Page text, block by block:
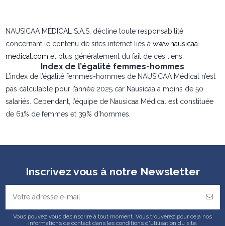
NAUSICAA MÉDICAL S.A.S. décline toute responsabilité
concernant le contenu de sites internet liés à www.nausicaa-
medical.com et plus généralement du fait de ces liens.
Index de l’égalité femmes-hommes
L’index de l’égalité femmes-hommes de NAUSICAA Médical n’est
pas calculable pour l’année 2025 car Nausicaa a moins de 50
salariés. Cependant, l’équipe de Nausicaa Médical est constituée
de 61% de femmes et 39% d’hommes.
Inscrivez vous à notre Newsletter
Vous pouvez vous désinscrire à tout moment. Vous trouverez pour cela nos
informations de contact dans les conditions d'utilisation du site.